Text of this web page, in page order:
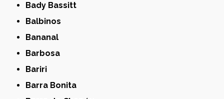
Bady Bassitt
Balbinos
Bananal
Barbosa
Bariri
Barra Bonita